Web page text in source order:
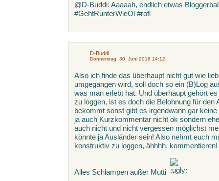
@D-Buddi: Aaaaah, endlich etwas
#GehtRunterWieÖl #rofl
D-Buddi
Donnerstag, 30. Juni 2016 14:12
Also ich finde das überhaupt nicht gut wie
umgegangen wird, soll doch so ein (B)Log
was man erlebt hat. Und überhaupt gehört
zu loggen, ist es doch die Belohnung für den
bekommt sonst gibt es irgendwann gar
ja auch Kurzkommentar nicht ok sondern
auch nicht und nicht vergessen möglichst
könnte ja Ausländer sein! Also nehmt euch
konstruktiv zu loggen, ähhhh, kommentieren!
Alles Schlampen außer Mutti